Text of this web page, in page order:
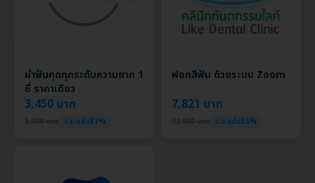
ผ่าฟันคุดทุกระดับความยาก 1
ซี่ ราคาเดียว
3,450 บาท
ประหยัด31%
ฟอกสีฟัน ด้วยระบบ Zoom
7,821 บาท
ประหยัด35%